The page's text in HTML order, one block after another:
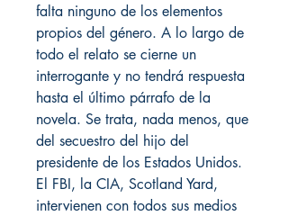
falta ninguno de los elementos
propios del género. A lo largo de
todo el relato se cierne un
interrogante y no tendrá respuesta
hasta el último párrafo de la
novela. Se trata, nada menos, que
del secuestro del hijo del
presidente de los Estados Unidos.
El FBI, la CIA, Scotland Yard,
intervienen con todos sus medios